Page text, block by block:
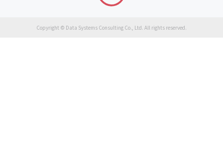
Copyright © Data Systems Consulting Co., Ltd. All rights reserved.